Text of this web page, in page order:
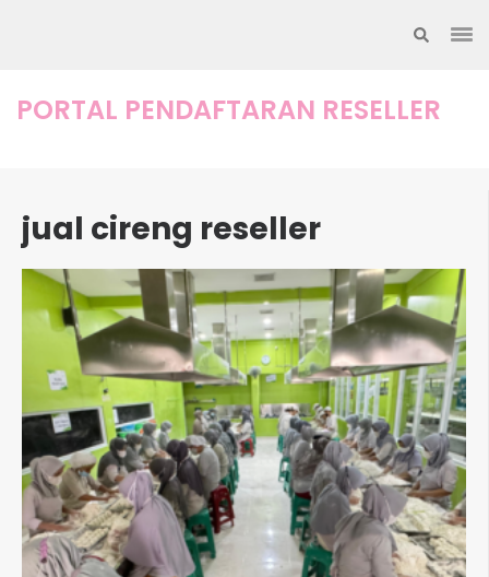
Enter)PORTAL PENDAFTARAN RESELLER
jual cireng reseller